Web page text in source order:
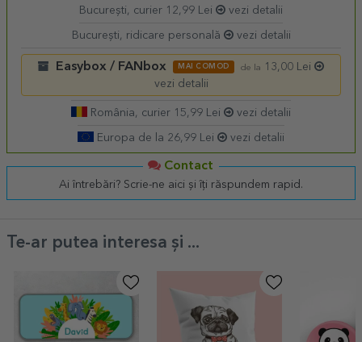
București, curier 12,99 Lei vezi detalii
București, ridicare personală vezi detalii
Easybox / FANbox MAI COMOD de la
13,00 Lei
vezi detalii
România, curier 15,99 Lei vezi detalii
Europa de la 26,99 Lei vezi detalii
Contact
Ai întrebări? Scrie-ne aici și îți răspundem rapid.
Te-ar putea interesa și ...